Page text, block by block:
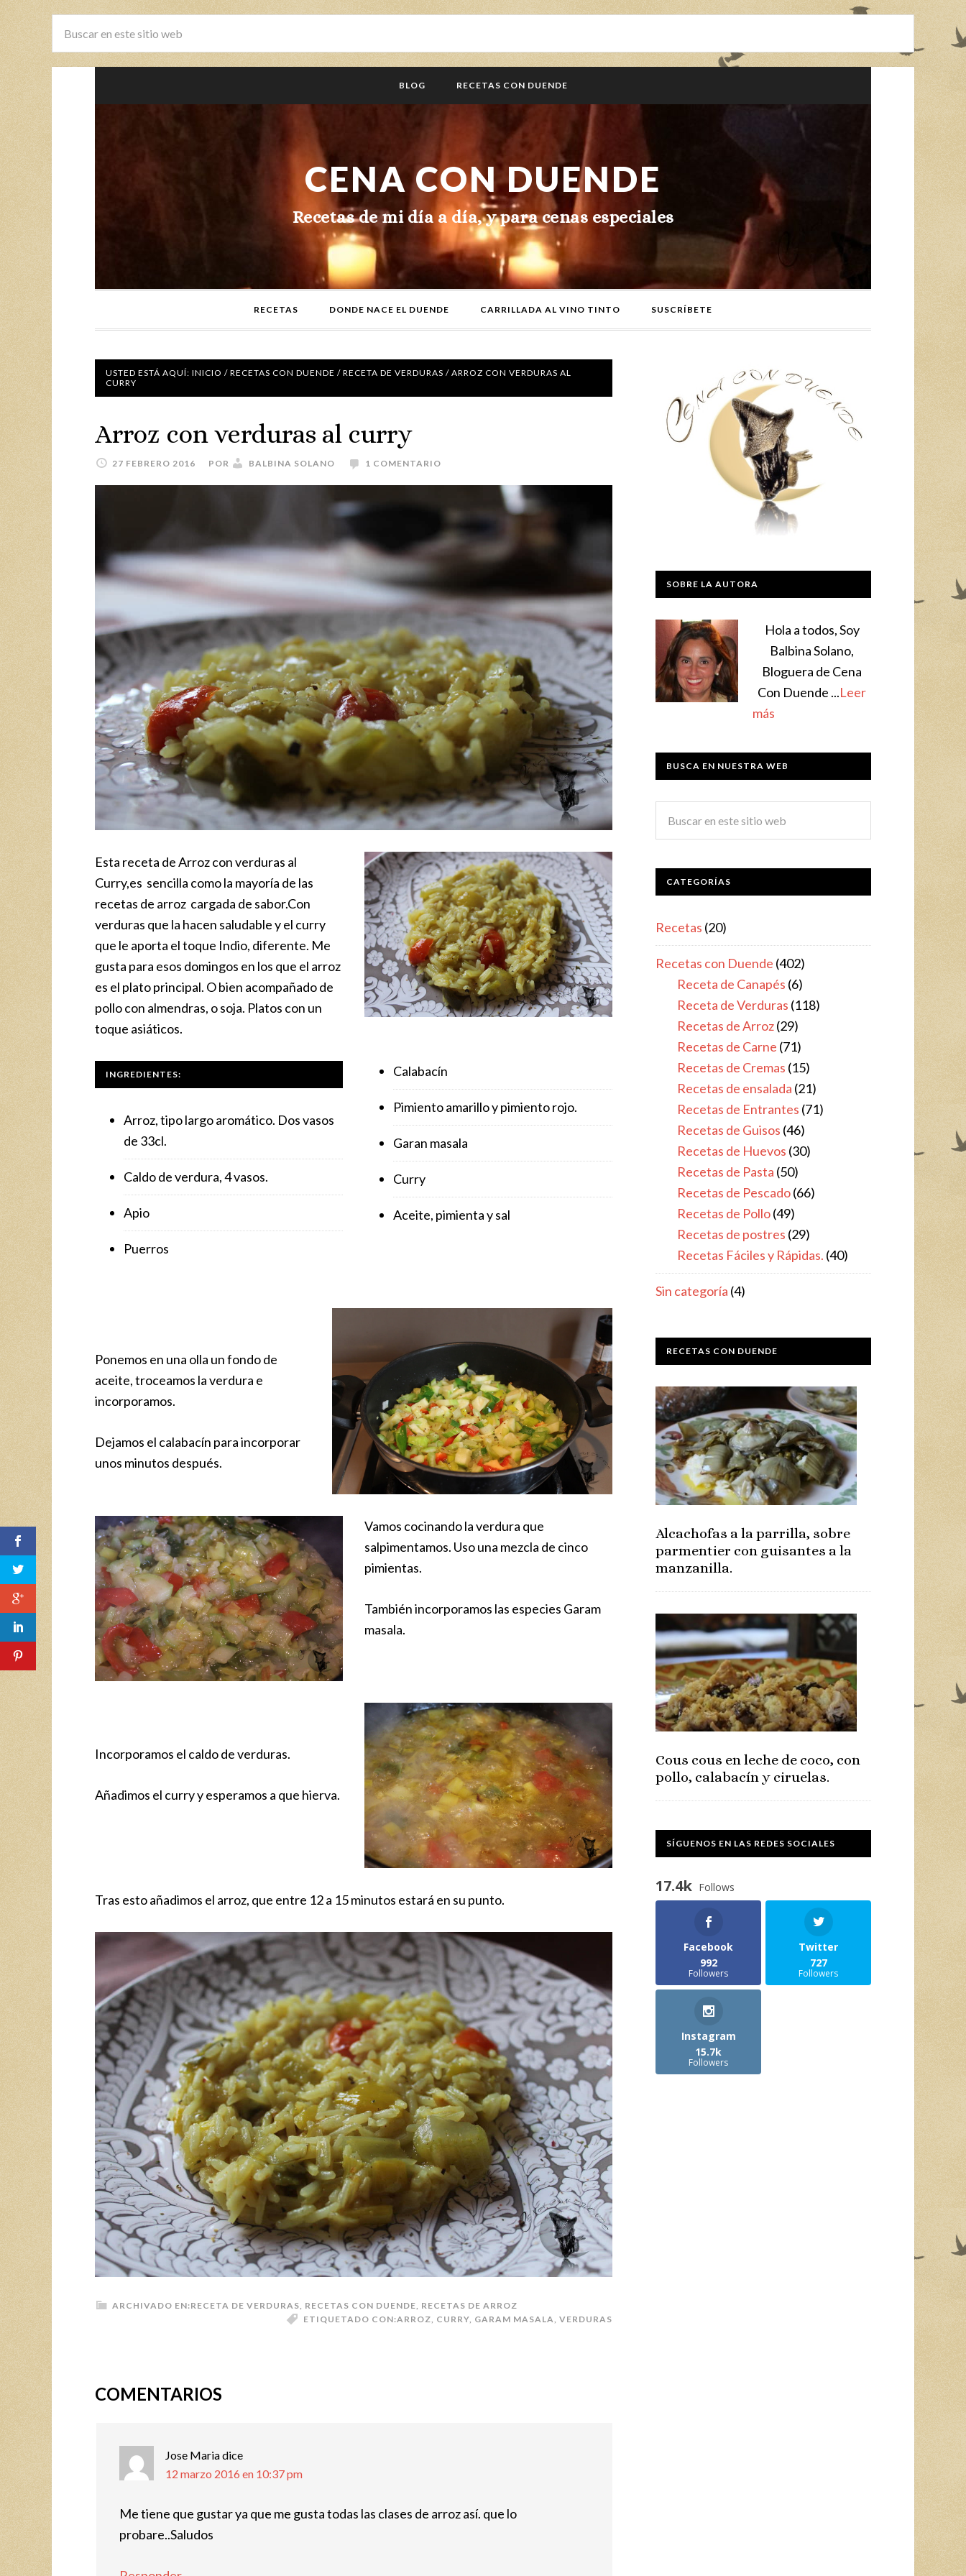
BLOG RECETAS CON DUENDE
CENA CON DUENDE
Recetas de mi día a día, y para cenas especiales
RECETAS DONDE NACE EL DUENDE CARRILLADA AL VINO TINTO SUSCRÍBETE
USTED ESTÁ AQUÍ: INICIO / RECETAS CON DUENDE / RECETA DE VERDURAS / ARROZ CON VERDURAS AL
CURRY
Arroz con verduras al curry
27 FEBRERO 2016 POR BALBINA SOLANO 1 COMENTARIO
Esta receta de Arroz con verduras al
Curry,es sencilla como la mayoría de las
recetas de arroz cargada de sabor.Con
verduras que la hacen saludable y el curry
que le aporta el toque Indio, diferente. Me
gusta para esos domingos en los que el arroz
es el plato principal. O bien acompañado de
pollo con almendras, o soja. Platos con un
toque asiáticos.
INGREDIENTES:
Arroz, tipo largo aromático. Dos vasos
de 33cl.
Caldo de verdura, 4 vasos.
Apio
Puerros
Calabacín
Pimiento amarillo y pimiento rojo.
Garan masala
Curry
Aceite, pimienta y sal
Ponemos en una olla un fondo de
aceite, troceamos la verdura e
incorporamos.
Dejamos el calabacín para incorporar
unos minutos después.
Vamos cocinando la verdura que
salpimentamos. Uso una mezcla de cinco
pimientas.
También incorporamos las especies Garam
masala.
Incorporamos el caldo de verduras.
Añadimos el curry y esperamos a que hierva.
Tras esto añadimos el arroz, que entre 12 a 15 minutos estará en su punto.
ARCHIVADO EN:RECETA DE VERDURAS RECETAS CON DUENDE RECETAS DE ARROZ
ETIQUETADO CON:ARROZ CURRY GARAM MASALA VERDURAS
COMENTARIOS
Jose Mariadice
12 marzo 2016 en 10:37 pm
Me tiene que gustar ya que me gusta todas las clases de arroz así. que lo
probare..Saludos
SOBRE LA AUTORA
Hola a todos, Soy
Balbina Solano,
Bloguera de Cena
Con Duende ...Leer
más
BUSCA EN NUESTRA WEB
CATEGORÍAS
Recetas (20)
Recetas con Duende (402)
Receta de Canapés (6)
Receta de Verduras (118)
Recetas de Arroz(29)
Recetas de Carne (71)
Recetas de Cremas (15)
Recetas de ensalada (21)
Recetas de Entrantes (71)
Recetas de Guisos (46)
Recetas de Huevos (30)
Recetas de Pasta (50)
Recetas de Pescado(66)
Recetas de Pollo(49)
Recetas de postres (29)
Recetas Fáciles y Rápidas. (40)
Sin categoría (4)
RECETAS CON DUENDE
Alcachofas a la parrilla, sobre
parmentier con guisantes a la
manzanilla.
Cous cous en leche de coco, con
pollo, calabacín y ciruelas.
SÍGUENOS EN LAS REDES SOCIALES
17.4k Follows
Facebook
992
Followers
Twitter
727
Followers
Instagram
15.7k
Followers